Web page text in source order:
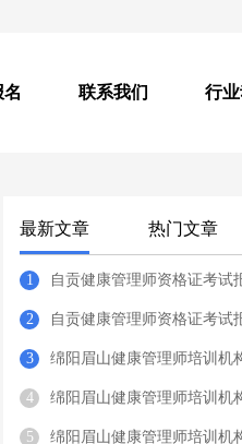
联系我们 行
最新文章 热门文章
1 自贡健康管理师资格证考试
2 自贡健康管理师资格证考试
3 绵阳眉山健康管理师培训机
4 绵阳眉山健康管理师培训机
5 绵阳眉山健康管理师培训机